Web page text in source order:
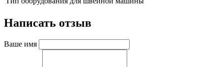
Написать отзыв
Ваше имя